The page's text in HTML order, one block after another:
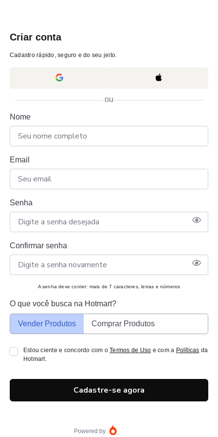
Criar conta
Cadastro rápido, seguro e do seu jeito.
ou
Nome
Email
Senha
Confirmar senha
A senha deve conter: mais de 7 caracteres, letras e números
O que você busca na Hotmart?
Vender Produtos Comprar Produtos
Estou ciente e concordo com oTermos de Uso e com a Políticas da
Hotmart.
Cadastre-se agora
Powered by